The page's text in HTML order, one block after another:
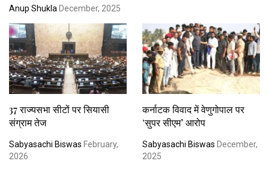
Anup Shukla December, 2025
37 राज्यसभा सीटों पर सियासी
संग्राम तेज
Sabyasachi Biswas February,
2026
कर्नाटक विवाद में वेणुगोपाल पर
‘सुपर सीएम’ आरोप
Sabyasachi Biswas December,
2025